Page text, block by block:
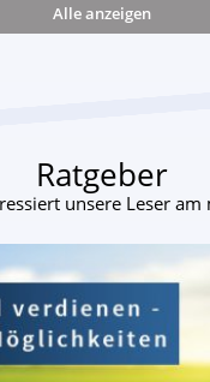
Ruin!
Alle anzeigen
Ratgeber
unsere Leser am